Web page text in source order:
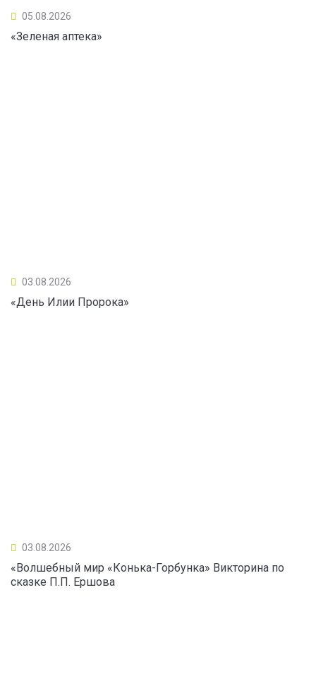
05.08.2026
«Зеленая аптека»
03.08.2026
«День Илии Пророка»
03.08.2026
«Волшебный мир «Конька-Горбунка» Викторина по
сказке П.П. Ершова